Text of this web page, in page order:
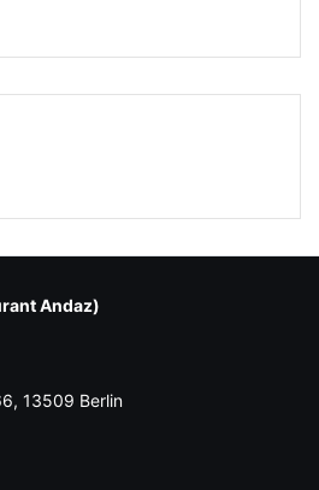
Andaz)
13509 Berlin